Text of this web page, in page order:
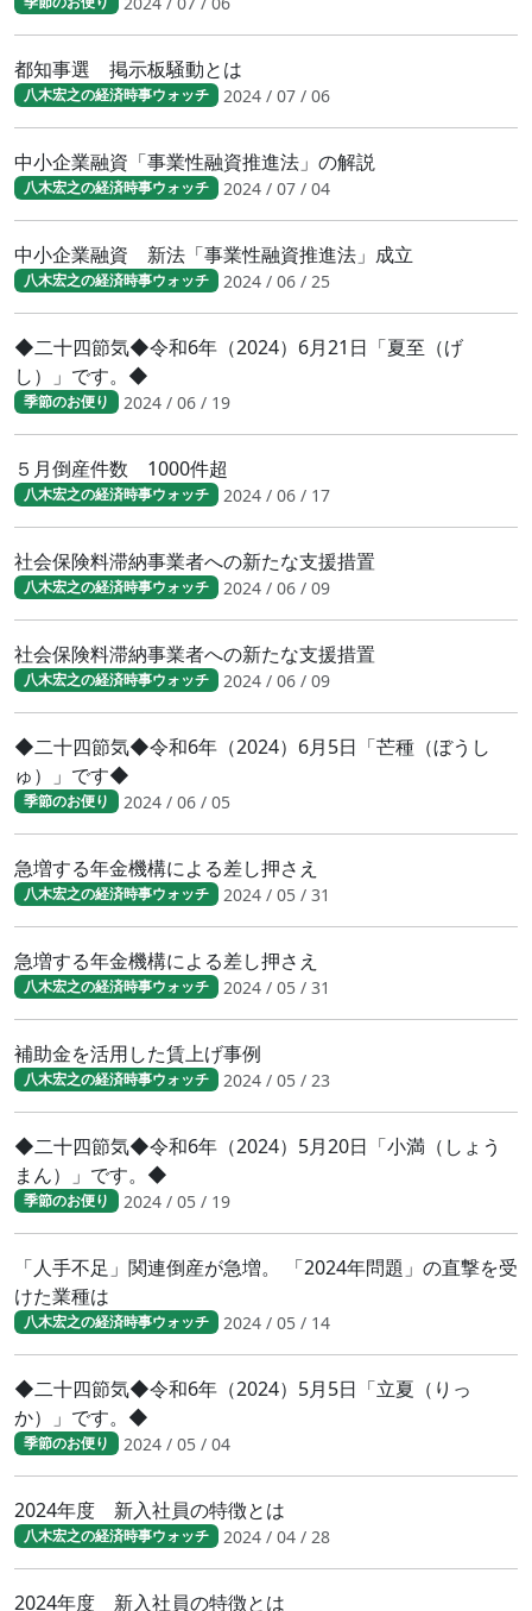
都知事選 掲示板騒動とは
八木宏之の経済時事ウォッチ 2024 / 07 / 06
中小企業融資「事業性融資推進法」の解説
八木宏之の経済時事ウォッチ 2024 / 07 / 04
中小企業融資 新法「事業性融資推進法」成立
八木宏之の経済時事ウォッチ 2024 / 06 / 25
◆二十四節気◆令和6年（2024）6月21日「夏至（げ
し）」です。◆
季節のお便り 2024 / 06 / 19
５月倒産件数 1000件超
八木宏之の経済時事ウォッチ 2024 / 06 / 17
社会保険料滞納事業者への新たな支援措置
八木宏之の経済時事ウォッチ 2024 / 06 / 09
社会保険料滞納事業者への新たな支援措置
八木宏之の経済時事ウォッチ 2024 / 06 / 09
◆二十四節気◆令和6年（2024）6月5日「芒種（ぼうし
ゅ）」です◆
季節のお便り 2024 / 06 / 05
急増する年金機構による差し押さえ
八木宏之の経済時事ウォッチ 2024 / 05 / 31
急増する年金機構による差し押さえ
八木宏之の経済時事ウォッチ 2024 / 05 / 31
補助金を活用した賃上げ事例
八木宏之の経済時事ウォッチ 2024 / 05 / 23
◆二十四節気◆令和6年（2024）5月20日「小満（しょう
まん）」です。◆
季節のお便り 2024 / 05 / 19
「人手不足」関連倒産が急増。 「2024年問題」の直撃を受
けた業種は
八木宏之の経済時事ウォッチ 2024 / 05 / 14
◆二十四節気◆令和6年（2024）5月5日「立夏（りっ
か）」です。◆
季節のお便り 2024 / 05 / 04
2024年度 新入社員の特徴とは
八木宏之の経済時事ウォッチ 2024 / 04 / 28
2024年度 新入社員の特徴とは